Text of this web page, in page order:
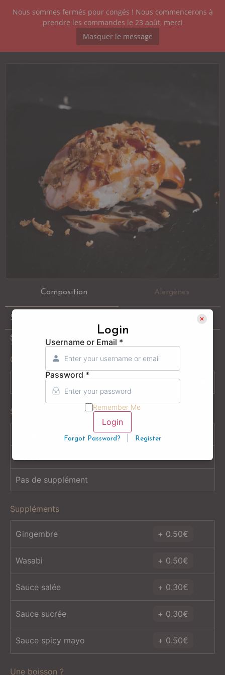
CARTE
SUSHI SAUMON TATAKI X2
Choisis ta sauce ( 1 au choix ) sushi
Supplément offert
Pas de supplément
Suppléments
Gingembre 0.50€
Wasabi 0.50€
Sauce salée 0.30€
Sauce sucrée 0.30€
Sauce spicy mayo 0.50€
Une boisson ?
Composition Alergènes
Saumon braisé, riz vinaigré, oignons frits
SAVEURS
Saumon
Login
Username or Email *
Password *
Remember Me
Login
Forgot Password? Register
Nous sommes fermés pour congés ! Nous commencerons à
prendre les commandes le 23 août, merci
Masquer le message